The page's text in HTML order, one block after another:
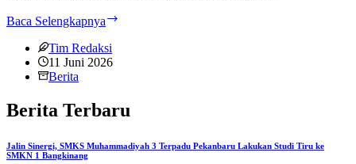
Baca Selengkapnya
3
Pekanbaru
Tim Redaksi
11 Juni 2026
Berita
Berita Terbaru
Jalin Sinergi, SMKS Muhammadiyah 3 Terpadu Pekanbaru Lakukan Studi Tiru ke
SMKN 1 Bangkinang